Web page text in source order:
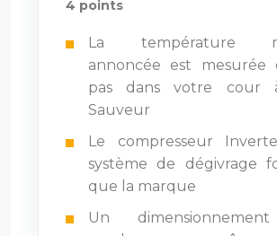
4 points
La température
annoncée est mesurée
pas dans votre cour
Sauveur
Le compresseur
système de dégivrage
que la marque
Un